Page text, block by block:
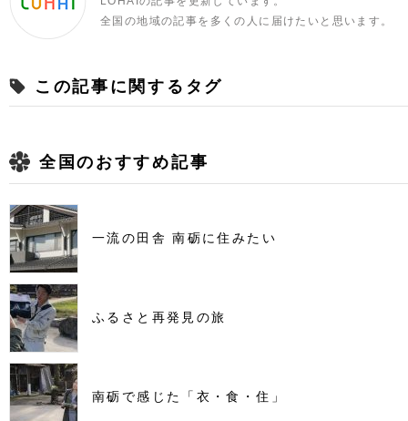
全国の地域の記事を多くの人に届けたいと思います。
この記事に関するタグ
全国のおすすめ記事
一流の田舎 南砺に住みたい
ふるさと再発見の旅
南砺で感じた「衣・食・住」